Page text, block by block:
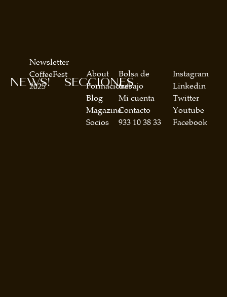
SECCIONES
About
Formaciones
Blog
Magazine
Socios
Bolsa de
trabajo
Mi cuenta
Contacto
933 10 38 33
NEWS!
Newsletter
CoffeeFest
2025
Instagram
Linkedin
Twitter
Youtube
Facebook